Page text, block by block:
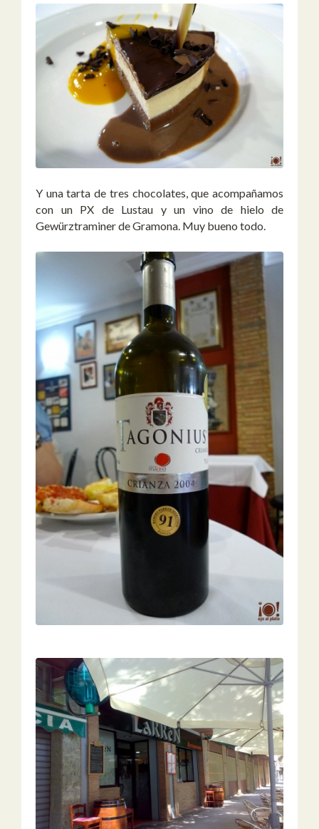
Y una tarta de tres chocolates, que acompañamos
con un PX de Lustau y un vino de hielo de
Gewürztraminer de Gramona. Muy bueno todo.